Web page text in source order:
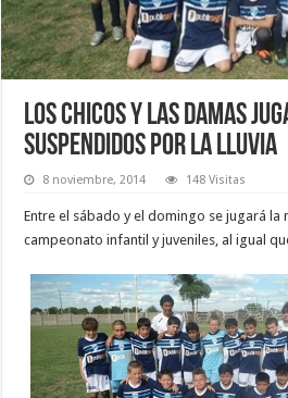
Los chicos y las damas
suspendidos por la lluvia
8 noviembre, 2014 148 Visitas
Entre el sábado y el domingo se jugará la
campeonato infantil y juveniles, al igual